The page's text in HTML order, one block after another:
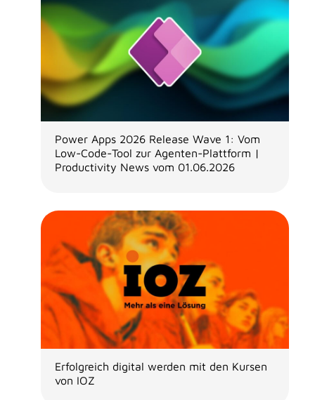
Power Apps 2026 Release Wave 1: Vom
Low-Code-Tool zur Agenten-Plattform |
Productivity News vom 01.06.2026
Erfolgreich digital werden mit den Kursen
von IOZ